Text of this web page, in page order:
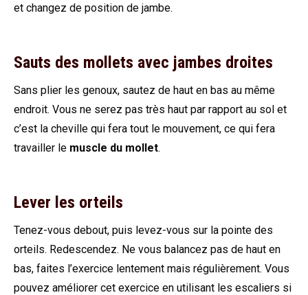
et changez de position de jambe.
Sauts des mollets avec jambes droites
Sans plier les genoux, sautez de haut en bas au même
endroit. Vous ne serez pas très haut par rapport au sol et
c’est la cheville qui fera tout le mouvement, ce qui fera
travailler le muscle du mollet.
Lever les orteils
Tenez-vous debout, puis levez-vous sur la pointe des
orteils. Redescendez. Ne vous balancez pas de haut en
bas, faites l’exercice lentement mais régulièrement. Vous
pouvez améliorer cet exercice en utilisant les escaliers si